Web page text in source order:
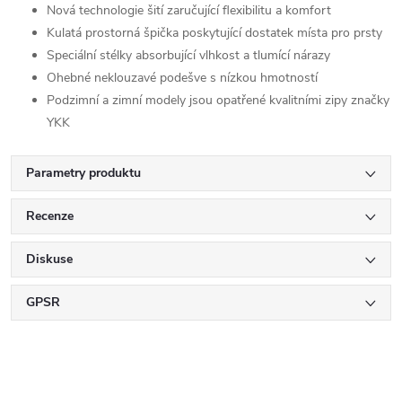
Nová technologie šití zaručující flexibilitu a komfort
Kulatá prostorná špička poskytující dostatek místa pro prsty
Speciální stélky absorbující vlhkost a tlumící nárazy
Ohebné neklouzavé podešve s nízkou hmotností
Podzimní a zimní modely jsou opatřené kvalitními zipy značky
YKK
Parametry produktu
Recenze
Diskuse
GPSR